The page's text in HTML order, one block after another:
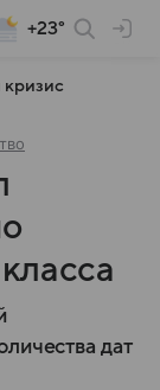
+23°
дат